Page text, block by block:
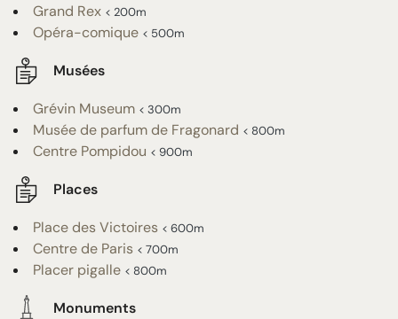
Grand Rex < 200m
Opéra-comique < 500m
Musées
Grévin Museum < 300m
Musée de parfum de Fragonard < 800m
Centre Pompidou < 900m
Places
Place des Victoires < 600m
Centre de Paris < 700m
Placer pigalle < 800m
Monuments